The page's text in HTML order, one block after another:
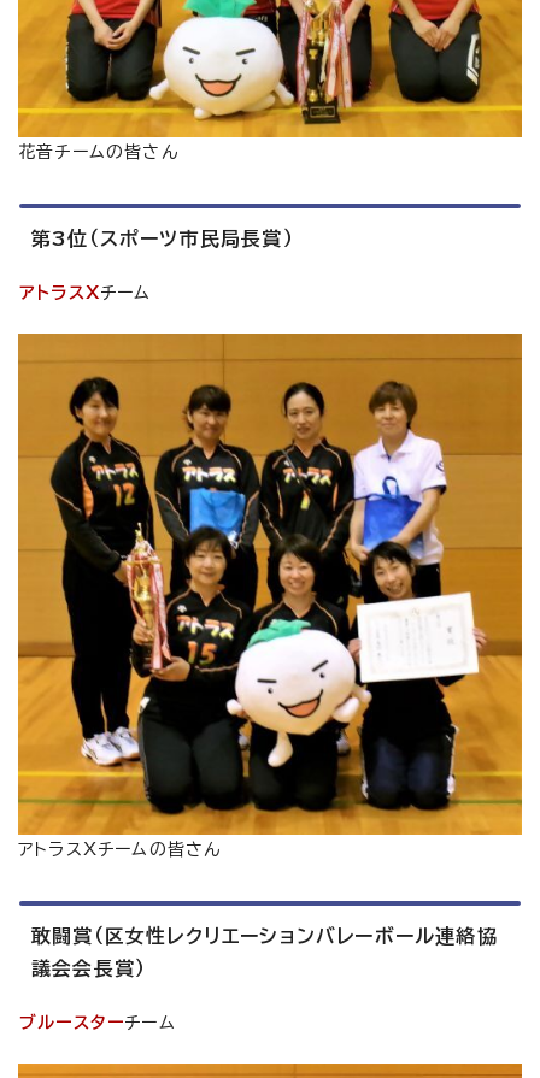
花音チームの皆さん
第3位（スポーツ市民局長賞）
アトラスXチーム
アトラスXチームの皆さん
敢闘賞（区女性レクリエーションバレーボール連絡協
議会会長賞）
ブルースターチーム